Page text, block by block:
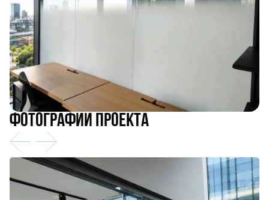
Фотографии проекта
Предыдущий
слайд
Следующий
слайд